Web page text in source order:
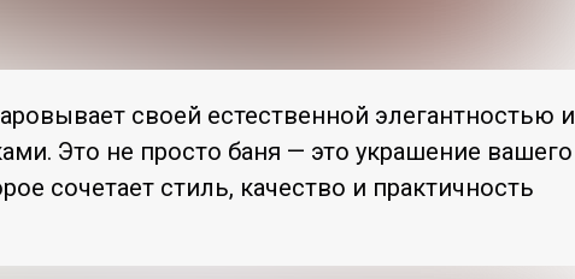
своей естественной элегантностью и
Это не просто баня — это украшение вашего
сочетает стиль, качество и практичность